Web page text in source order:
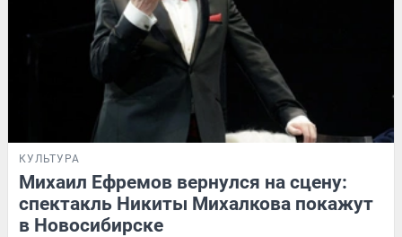
КУЛЬТУРА
Михаил Ефремов вернулся на сцену:
спектакль Никиты Михалкова покажут
в Новосибирске